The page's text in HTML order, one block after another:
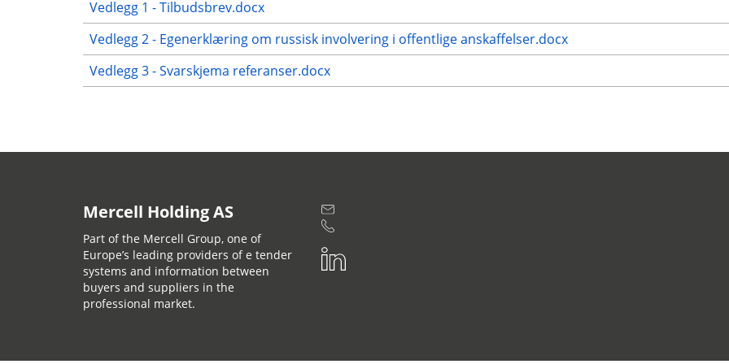
Vedlegg 1 - Tilbudsbrev.docx
Vedlegg 2 - Egenerklæring om russisk involvering i offentlige anskaffelser.docx
Vedlegg 3 - Svarskjema referanser.docx
Mercell Holding AS
Part of the Mercell Group, one of
Europe’s leading providers of e tender
systems and information between
buyers and suppliers in the
professional market.